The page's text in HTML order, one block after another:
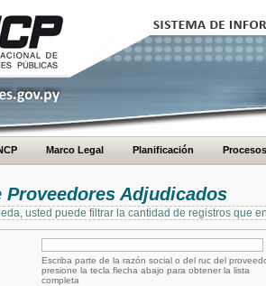
Marco Legal Planificación Procesos
Proveedores Adjudicados
usted puede filtrar la cantidad de registros que
Escriba parte de la razón social o del ruc del
presione la tecla flecha abajo para obtener la lista
completa